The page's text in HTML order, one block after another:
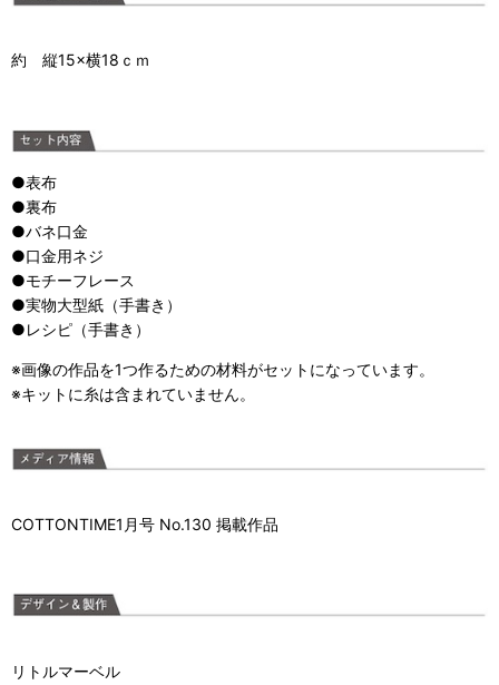
約 縦15×横18ｃｍ
●表布
●裏布
●バネ口金
●口金用ネジ
●モチーフレース
●実物大型紙（手書き）
●レシピ（手書き）
※画像の作品を1つ作るための材料がセットになっています。
※キットに糸は含まれていません。
COTTONTIME1月号 No.130 掲載作品
リトルマーベル